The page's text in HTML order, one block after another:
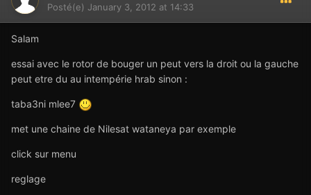
Posté(e) January 3, 2012 at 14:33
Salam
essai avec le rotor de bouger un peut vers la droit ou la gauche
peut etre du au intempérie hrab sinon :
taba3ni mlee7
met une chaine de Nilesat wataneya par exemple
click sur menu
reglage